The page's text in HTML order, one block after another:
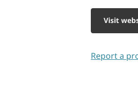
Visit
Report a